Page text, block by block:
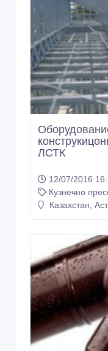
ЛСТК
12/07/2016
Кузнечно
Казахстан,